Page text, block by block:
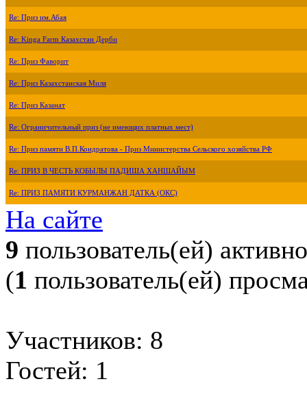
Re: Приз им.Абая
Re: Kinga Farm Казахстан Дерби
Re: Приз Фаворит
Re: Приз Казахстанская Миля
Re: Приз Казанат
Re: Ограничительный приз (не имеющих платных мест)
Re: Приз памяти В.П.Кондратова - Приз Министерства Сельского хозяйства РФ
Re: ПРИЗ В ЧЕСТЬ КОБЫЛЫ ПАДИША ХАНШАЙЫМ
Re: ПРИЗ ПАМЯТИ КУРМАНЖАН ДАТКА (ОКС)
На сайте
9 пользователь(ей) активно
(1 пользователь(ей)
Участников: 8
Гостей: 1